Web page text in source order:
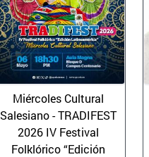
Miércoles Cultural
Salesiano - TRADIFEST
2026 IV Festival
Folklórico “Edición